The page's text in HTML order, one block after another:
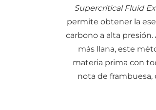
Supercritical Fluid
permite obtener la
carbono a alta
más llana, este
materia prima con
nota de